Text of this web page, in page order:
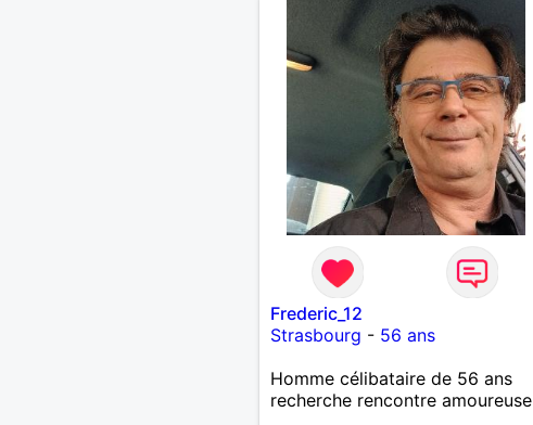
;) Je suis quelqu'un d'humain,
sociable avec une pointe de
taquinerie ;) Au plaisir :)
Frederic_12
Strasbourg - 56 ans
Homme célibataire de 56 ans
recherche rencontre amoureuse